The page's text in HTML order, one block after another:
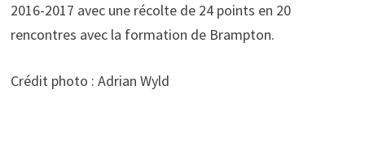
2016-2017 avec une récolte de 24 points en 20
rencontres avec la formation de Brampton.
Crédit photo : Adrian Wyld